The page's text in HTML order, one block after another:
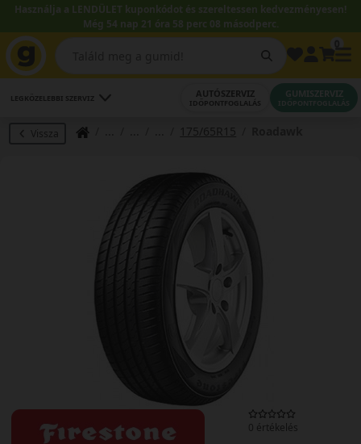
Használja a LENDÜLET kuponkódot és szereltessen kedvezményesen!
Még 54 nap 21 óra 58 perc 08 másodperc.
LEGKÖZELEBBI SZERVIZ AUTÓSZERVIZ
IDŐPONTFOGLALÁS
GUMISZERVIZ
IDŐPONTFOGLALÁS
Vissza 175/65R15
0 értékelés